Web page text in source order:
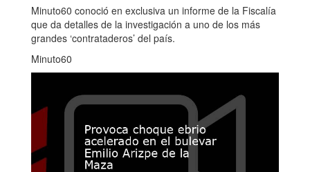
Minuto60 conoció en exclusiva un informe de la Fiscalía
que da detalles de la investigación a uno de los más
grandes ‘contrataderos’ del país.
Minuto60